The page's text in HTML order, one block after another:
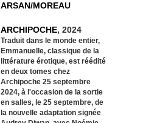
ARSAN/MOREAU
ARCHIPOCHE, 2024
Traduit dans le monde entier,
Emmanuelle, classique de la
littérature érotique, est réédité
en deux tomes chez
Archipoche 25 septembre
2024, à l'occasion de la sortie
en salles, le 25 septembre, de
la nouvelle adaptation signée